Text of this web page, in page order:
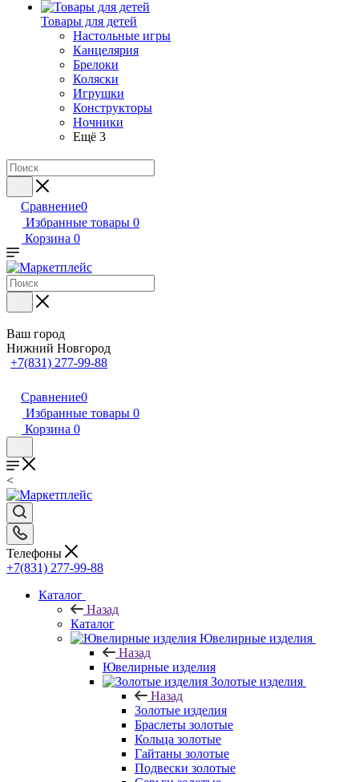
Товары для детей
Настольные игры
Канцелярия
Брелоки
Коляски
Игрушки
Конструкторы
Ночники
Ещё 3
Сравнение0
Избранные товары 0
Корзина 0
Ваш город
Нижний Новгород
+7(831) 277-99-88
Сравнение0
Избранные товары 0
Корзина 0
<
Телефоны
+7(831) 277-99-88
Каталог
Назад
Каталог
Ювелирные изделия
Назад
Ювелирные изделия
Золотые изделия
Назад
Золотые изделия
Браслеты золотые
Кольца золотые
Гайтаны золотые
Подвески золотые